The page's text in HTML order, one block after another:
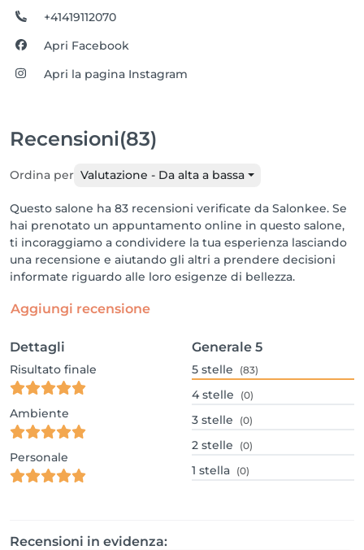
+41419112070
Apri Facebook
Apri la pagina Instagram
Recensioni(83)
Ordina per Valutazione - Da alta a bassa
Questo salone ha 83 recensioni verificate da Salonkee. Se
hai prenotato un appuntamento online in questo salone,
ti incoraggiamo a condividere la tua esperienza lasciando
una recensione e aiutando gli altri a prendere decisioni
informate riguardo alle loro esigenze di bellezza.
Aggiungi recensione
Dettagli
Risultato finale
Ambiente
Personale
Generale 5
5 stelle (83)
4 stelle (0)
3 stelle (0)
2 stelle (0)
1 stella (0)
Recensioni in evidenza: